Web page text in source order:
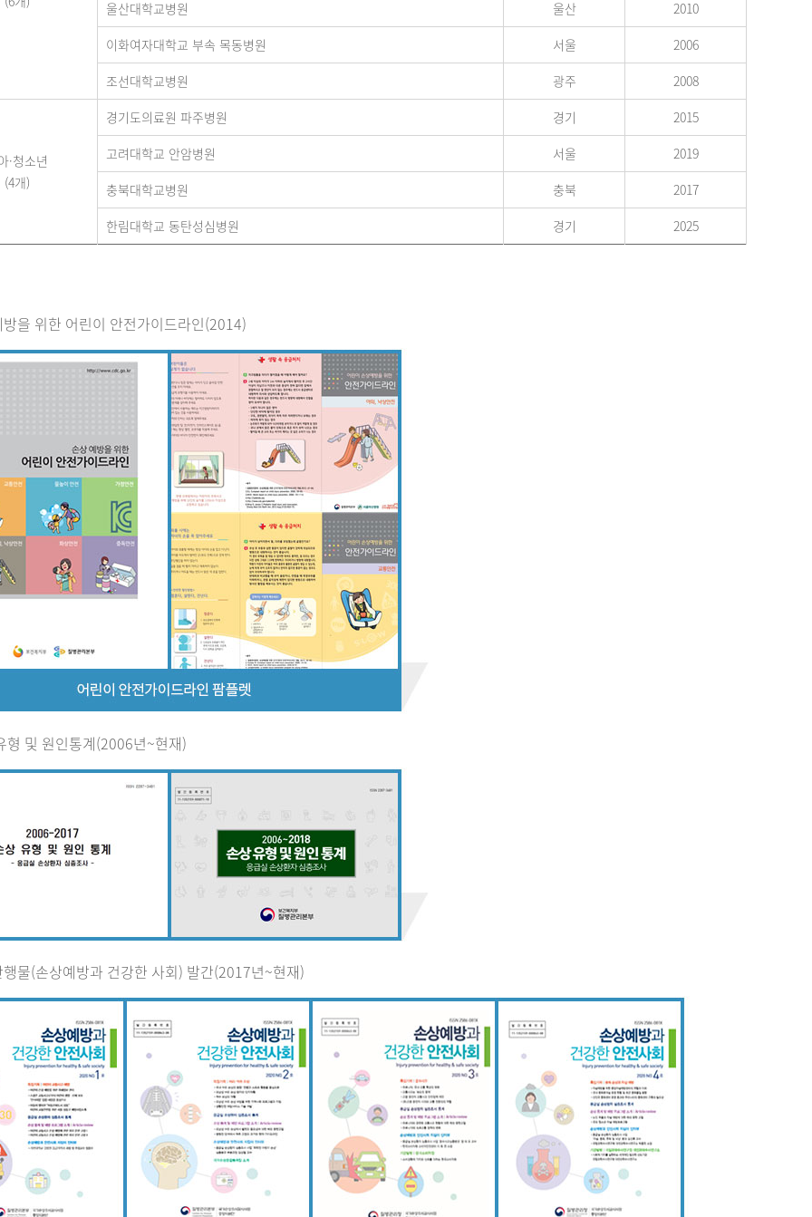
울산대학교병원
울산
2010
이화여자대학교 부속 목동병원
서울
2006
조선대학교병원
광주 2008
·청소년
(4개)
경기도의료원 파주병원 경기
2015
고려대학교 안암병원
서울
2019
충북대학교병원
충북
2017
한림대학교 동탄성심병원
경기 2025
을 위한 어린이 안전가이드라인(2014)
형 및 원인통계(2006년~현재)
물(손상예방과 건강한 사회) 발간(2017년~현재)